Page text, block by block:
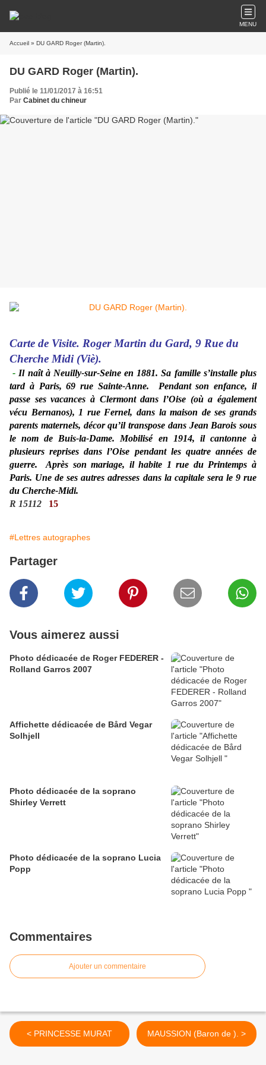
MENU
Accueil » DU GARD Roger (Martin).
DU GARD Roger (Martin).
Publié le 11/01/2017 à 16:51
Par Cabinet du chineur
Carte de Visite. Roger Martin du Gard, 9 Rue du
Cherche Midi (Viè).
- Il naît à Neuilly-sur-Seine en 1881. Sa famille s’installe plus
tard à Paris, 69 rue Sainte-Anne. Pendant son enfance, il
passe ses vacances à Clermont dans l’Oise (où a également
vécu Bernanos), 1 rue Fernel, dans la maison de ses grands
parents maternels, décor qu’il transpose dans Jean Barois sous
le nom de Buis-la-Dame. Mobilisé en 1914, il cantonne à
plusieurs reprises dans l’Oise pendant les quatre années de
guerre. Après son mariage, il habite 1 rue du Printemps à
Paris. Une de ses autres adresses dans la capitale sera le 9 rue
du Cherche-Midi.
R 15112
15
#Lettres autographes
Partager
Vous aimerez aussi
Photo dédicacée de Roger FEDERER -
Rolland Garros 2007
Affichette dédicacée de Bård Vegar
Solhjell
Photo dédicacée de la soprano
Shirley Verrett
Photo dédicacée de la soprano Lucia
Popp
Commentaires
Ajouter un commentaire
< PRINCESSE MURAT MAUSSION (Baron de ). >